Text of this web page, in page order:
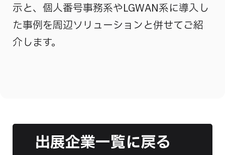
示と、個人番号事務系やLGWAN系に導入し
た事例を周辺ソリューションと併せてご紹
介します。
出展企業一覧に戻る